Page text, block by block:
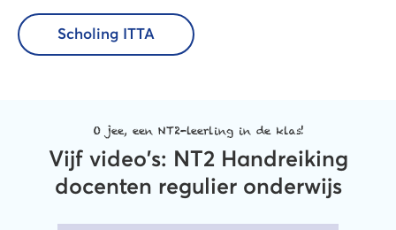
Scholing ITTA
O jee, een NT2-leerling in de klas!
Vijf video's: NT2 Handreiking
docenten regulier onderwijs